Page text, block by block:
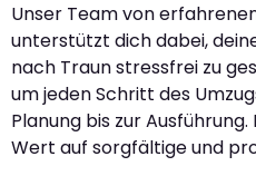
Unser Team von
unterstützt dich dabei,
nach Traun stressfrei zu
um jeden Schritt des
Planung bis zur
Wert auf sorgfältige und